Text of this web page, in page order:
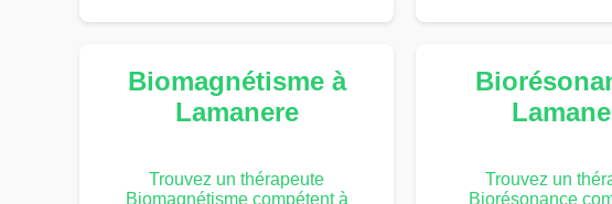
Biomagnétisme à
Lamanere
Trouvez un thérapeute
Biomagnétisme compétent à
Trouvez un
Biorésonance